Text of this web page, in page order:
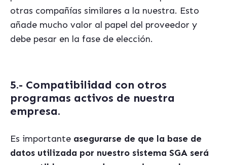
otras compañías similares a la nuestra. Esto
añade mucho valor al papel del proveedor y
debe pesar en la fase de elección.
5.- Compatibilidad con otros
programas activos de nuestra
empresa.
Es importante asegurarse de que la base de
datos utilizada por nuestro sistema SGA será